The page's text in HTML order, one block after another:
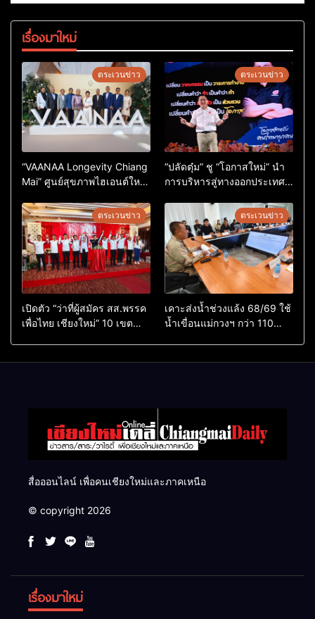
เรื่องมาใหม่
ตระเวนข่าว
“VAANAA Longevity Chiang
Mai” ศูนย์สุขภาพไฮเอนต์ใหญ่
ตระเวนข่าว
“ปลัดตุ๋ม” ชู “โอกาสใหม่” นำ
การบริหารสู่ทางออกประเทศ
ตระเวนข่าว
เปิดตัว “ว่าที่ผู้สมัคร สส.พรรค
เพื่อไทย เชียงใหม่” 10 เขต
ตระเวนข่าว
เคาะส่งน้ำช่วงแล้ง 68/69 ใช้
น้ำเขื่อนแม่กวงฯ กว่า 110
สื่อออนไลน์ เพื่อคนเชียงใหม่และภาคเหนือ
© copyright 2026
เรื่องมาใหม่